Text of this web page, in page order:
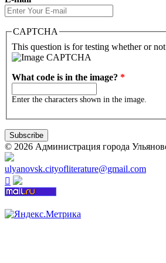
CAPTCHA
This question is for testing whether or
What code is in the image? *
Enter the characters shown in the image.
© 2026 Администрация города
ulyanovsk.cityofliterature@gmail.com
